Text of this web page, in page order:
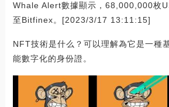
Whale Alert數據顯示，68,000,000枚
至Bitfinex。[2023/3/17 13:11:15]
NFT技術是什么？可以理解為它是一種
能數字化的身份證。